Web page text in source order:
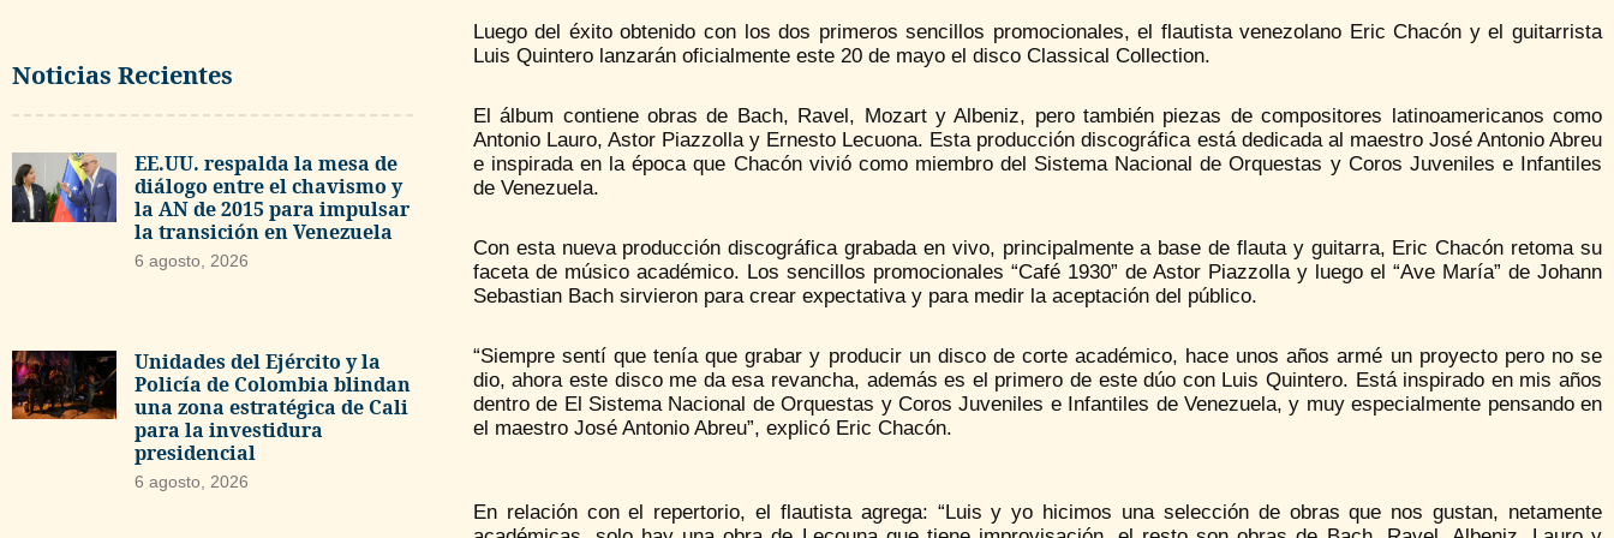
Noticias Recientes
EE.UU. respalda la mesa de
diálogo entre el chavismo y
la AN de 2015 para impulsar
la transición en Venezuela
6 agosto, 2026
Unidades del Ejército y la
Policía de Colombia blindan
una zona estratégica de Cali
para la investidura
presidencial
6 agosto, 2026
Luego del éxito obtenido con los dos primeros sencillos promocionales, el flautista venezolano Eric Chacón y el guitarrista
Luis Quintero lanzarán oficialmente este 20 de mayo el disco Classical Collection.
El álbum contiene obras de Bach, Ravel, Mozart y Albeniz, pero también piezas de compositores latinoamericanos como
Antonio Lauro, Astor Piazzolla y Ernesto Lecuona. Esta producción discográfica está dedicada al maestro José Antonio Abreu
e inspirada en la época que Chacón vivió como miembro del Sistema Nacional de Orquestas y Coros Juveniles e Infantiles
de Venezuela.
Con esta nueva producción discográfica grabada en vivo, principalmente a base de flauta y guitarra, Eric Chacón retoma su
faceta de músico académico. Los sencillos promocionales “Café 1930” de Astor Piazzolla y luego el “Ave María” de Johann
Sebastian Bach sirvieron para crear expectativa y para medir la aceptación del público.
“Siempre sentí que tenía que grabar y producir un disco de corte académico, hace unos años armé un proyecto pero no se
dio, ahora este disco me da esa revancha, además es el primero de este dúo con Luis Quintero. Está inspirado en mis años
dentro de El Sistema Nacional de Orquestas y Coros Juveniles e Infantiles de Venezuela, y muy especialmente pensando en
el maestro José Antonio Abreu”, explicó Eric Chacón.
En relación con el repertorio, el flautista agrega: “Luis y yo hicimos una selección de obras que nos gustan, netamente